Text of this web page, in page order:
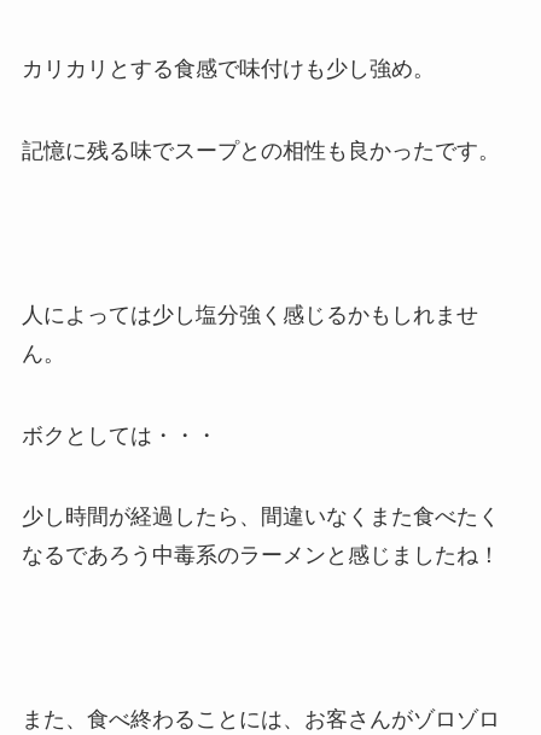
カリカリとする食感で味付けも少し強め。
記憶に残る味でスープとの相性も良かったです。
人によっては少し塩分強く感じるかもしれませ
ん。
ボクとしては・・・
少し時間が経過したら、間違いなくまた食べたく
なるであろう中毒系のラーメンと感じましたね！
また、食べ終わることには、お客さんがゾロゾロ